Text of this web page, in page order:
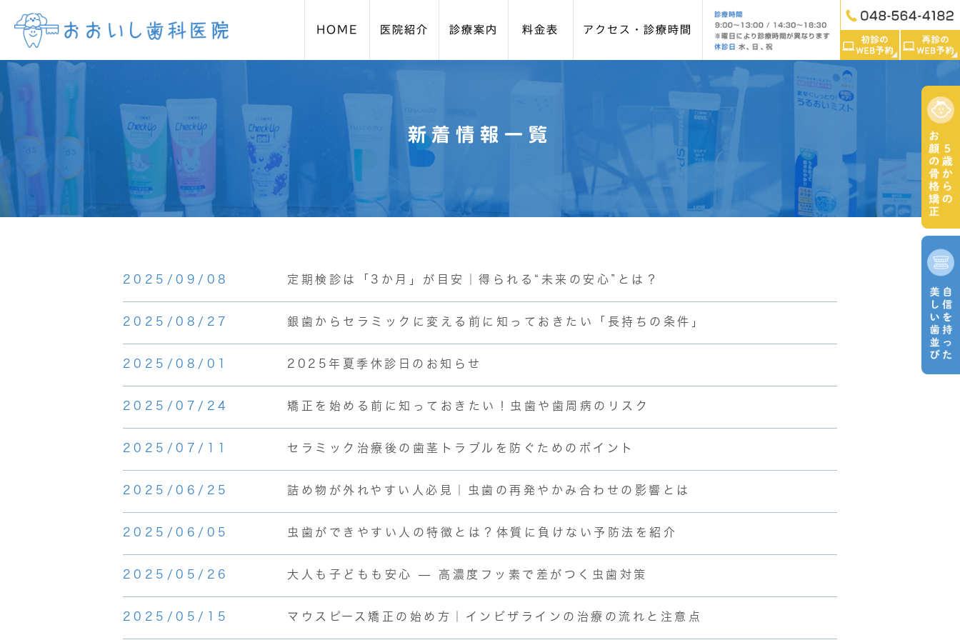
HOME 医院紹介
当院について 当院の特徴 スタッフ紹介
診療案内
診療案内 虫歯 ブルーラジカル
矯正歯科(マウスピース矯正・インビザライン)
親知らずの抜歯 入れ歯
審美歯科セラミック
小児歯科 小児矯正（咬合育成/プレオルソ） マタニティー歯科
料金表 アクセス・診療時間
新着情報一覧
2025/09/08 定期検診は「3か月」が目安｜得られる“未来の安心”とは？
2025/08/27 銀歯からセラミックに変える前に知っておきたい「長持ちの条件」
2025/08/01 2025年夏季休診日のお知らせ
2025/07/24 矯正を始める前に知っておきたい！虫歯や歯周病のリスク
2025/07/11 セラミック治療後の歯茎トラブルを防ぐためのポイント
2025/06/25 詰め物が外れやすい人必見｜虫歯の再発やかみ合わせの影響とは
2025/06/05 虫歯ができやすい人の特徴とは？体質に負けない予防法を紹介
2025/05/26 大人も子どもも安心 — 高濃度フッ素で差がつく虫歯対策
2025/05/15 マウスピース矯正の始め方｜インビザラインの治療の流れと注意点